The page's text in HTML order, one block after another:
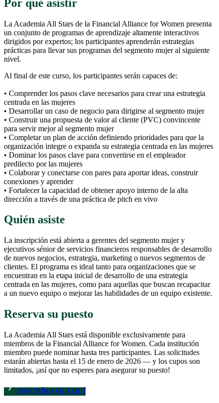
Por qué asistir
La Academia All Stars de la Financial Alliance for Women presenta
un conjunto de programas de aprendizaje altamente interactivos
dirigidos por expertos; los participantes aprenderán estrategias
prácticas para llevar sus programas del segmento mujer al siguiente
nivel.
Al final de este curso, los participantes serán capaces de:
• Comprender los pasos clave necesarios para crear una estrategia
centrada en las mujeres
• Desarrollar un caso de negocio para dirigirse al segmento mujer
• Construir una propuesta de valor al cliente (PVC) convincente
para servir mejor al segmento mujer
• Completar un plan de acción definiendo prioridades para que la
organización integre o expanda su estrategia centrada en las mujeres
• Dominar los pasos clave para convertirse en el empleador
predilecto por las mujeres
• Colaborar y conectarse con pares para aportar ideas, construir
conexiones y aprender
• Fortalecer la capacidad de obtener apoyo interno de la alta
dirección a través de una práctica de pitch en vivo
Quién asiste
La inscripción está abierta a gerentes del segmento mujer y
ejecutivos sénior de servicios financieros responsables de desarrollo
de nuevos negocios, estrategia, marketing o nuevos segmentos de
clientes. El programa es ideal tanto para organizaciones que se
encuentran en la etapa inicial de desarrollo de una estrategia
centrada en las mujeres, como para aquellas que buscan recapacitar
a un nuevo equipo o mejorar las habilidades de un equipo existente.
Reserva su puesto
La Academia All Stars está disponible exclusivamente para
miembros de la Financial Alliance for Women. Cada institución
miembro puede nominar hasta tres participantes. Las solicitudes
estarán abiertas hasta el 15 de enero de 2026 — y los cupos son
limitados, ¡así que no esperes para asegurar su puesto!
INSCRÍBASE AQUÍ